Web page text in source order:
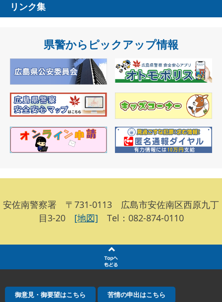
リンク集
県警からピックアップ情報
安佐南警察署 〒731-0113 広島市安佐南区西原九丁
目3-20 [地図] Tel：082-874-0110
御意見・御要望はこちら 苦情の申出はこちら